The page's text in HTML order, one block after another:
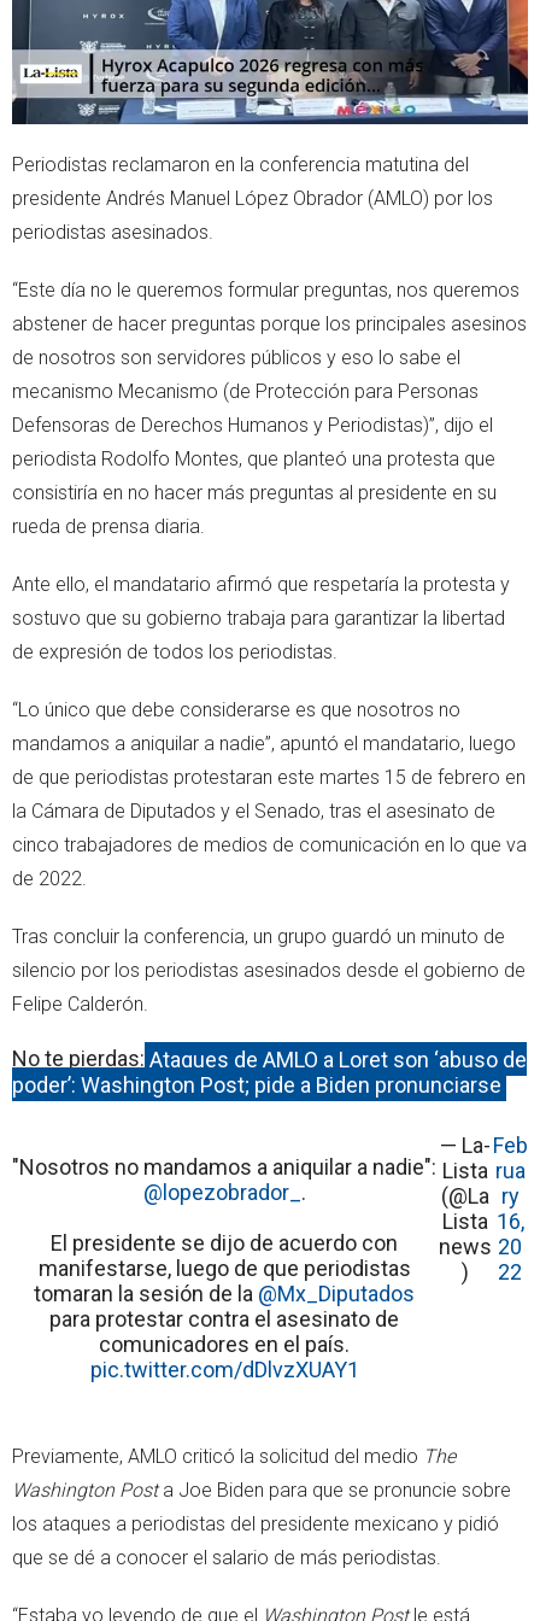
Periodistas reclamaron en la conferencia matutina del
presidente Andrés Manuel López Obrador (AMLO) por los
periodistas asesinados.
“Este día no le queremos formular preguntas, nos queremos
abstener de hacer preguntas porque los principales asesinos
de nosotros son servidores públicos y eso lo sabe el
mecanismo Mecanismo (de Protección para Personas
Defensoras de Derechos Humanos y Periodistas)”, dijo el
periodista Rodolfo Montes, que planteó una protesta que
consistiría en no hacer más preguntas al presidente en su
rueda de prensa diaria.
Ante ello, el mandatario afirmó que respetaría la protesta y
sostuvo que su gobierno trabaja para garantizar la libertad
de expresión de todos los periodistas.
“Lo único que debe considerarse es que nosotros no
mandamos a aniquilar a nadie”, apuntó el mandatario, luego
de que periodistas protestaran este martes 15 de febrero en
la Cámara de Diputados y el Senado, tras el asesinato de
cinco trabajadores de medios de comunicación en lo que va
de 2022.
Tras concluir la conferencia, un grupo guardó un minuto de
silencio por los periodistas asesinados desde el gobierno de
Felipe Calderón.
No te pierdas: Ataques de AMLO a Loret son ‘abuso de
poder’: Washington Post; pide a Biden pronunciarse
"Nosotros no mandamos a aniquilar a nadie":
@lopezobrador_ .
El presidente se dijo de acuerdo con
manifestarse, luego de que periodistas
tomaran la sesión de la @Mx_Diputados
para protestar contra el asesinato de
comunicadores en el país.
pic.twitter.com/dDlvzXUAY1
— La-
Lista
(@La
Lista
news
)
Feb
rua
ry
16,
20
22
Previamente, AMLO criticó la solicitud del medio The
Washington Posta Joe Biden para que se pronuncie sobre
los ataques a periodistas del presidente mexicano y pidió
que se dé a conocer el salario de más periodistas.
“Estaba yo leyendo de que el Washington Postle está